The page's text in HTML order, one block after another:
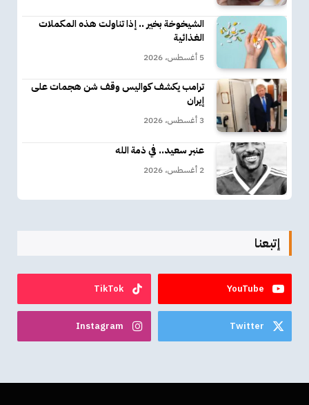
الشيخوخة بخير .. إذا تناولت هذه المكملات
الغذائية
5 أغسطس، 2026
ترامب يكشف كواليس وقف شن هجمات على
إيران
3 أغسطس، 2026
عنبر سعيد.. في ذمة الله
2 أغسطس، 2026
إتبعنا
YouTube
TikTok
Twitter
Instagram